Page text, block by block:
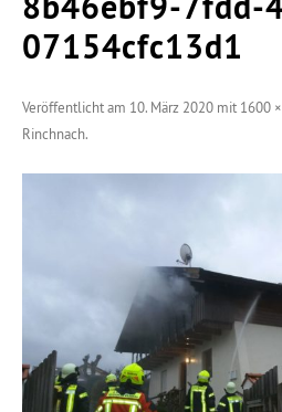
07154cfc13d1
Veröffentlicht am 10. März 2020 mit 1600
Rinchnach.